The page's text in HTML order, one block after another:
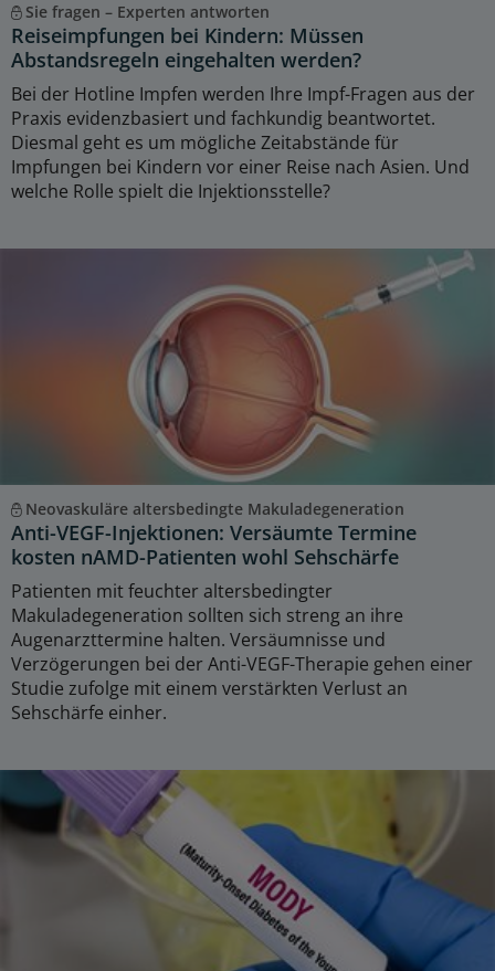
Sie fragen – Experten antworten
Reiseimpfungen bei Kindern: Müssen
Abstandsregeln eingehalten werden?
Bei der Hotline Impfen werden Ihre Impf-Fragen aus der
Praxis evidenzbasiert und fachkundig beantwortet.
Diesmal geht es um mögliche Zeitabstände für
Impfungen bei Kindern vor einer Reise nach Asien. Und
welche Rolle spielt die Injektionsstelle?
Neovaskuläre altersbedingte Makuladegeneration
Anti-VEGF-Injektionen: Versäumte Termine
kosten nAMD-Patienten wohl Sehschärfe
Patienten mit feuchter altersbedingter
Makuladegeneration sollten sich streng an ihre
Augenarzttermine halten. Versäumnisse und
Verzögerungen bei der Anti-VEGF-Therapie gehen einer
Studie zufolge mit einem verstärkten Verlust an
Sehschärfe einher.